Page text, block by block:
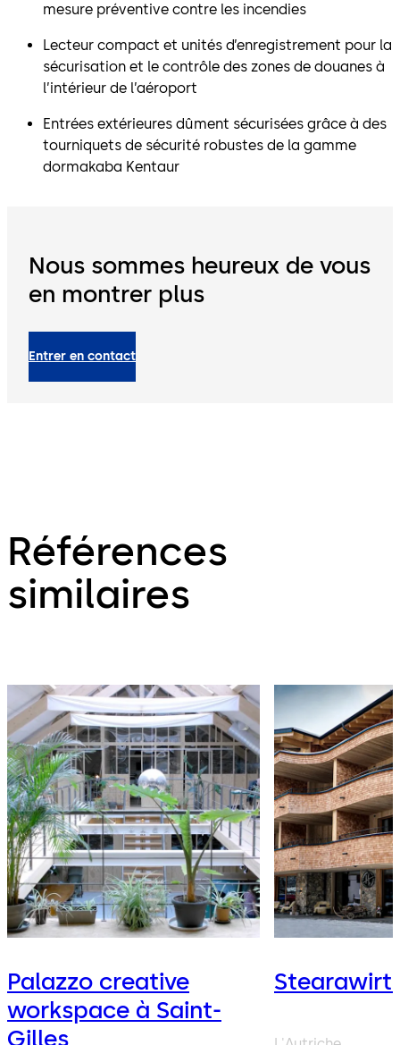
mesure préventive contre les incendies
Lecteur compact et unités d’enregistrement pour la
sécurisation et le contrôle des zones de douanes à
l’intérieur de l’aéroport
Entrées extérieures dûment sécurisées grâce à des
tourniquets de sécurité robustes de la gamme
dormakaba Kentaur
Nous sommes heureux de vous
en montrer plus
Entrer en contact
Références
similaires
Palazzo creative
workspace à Saint-
Gilles